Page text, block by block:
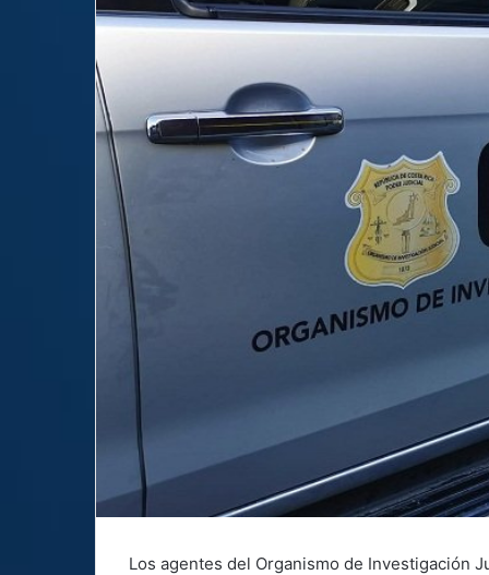
Los agentes del Organismo de Investigación